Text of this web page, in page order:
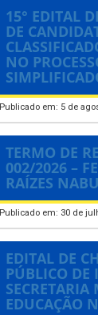
15° EDITAL
DE
NO
Publicado em: 5 de
TERMO DE
002/2026 –
RAÍZES
Publicado em: 30 de
EDITAL DE
PÚBLICO DE
EDUCAÇÃO